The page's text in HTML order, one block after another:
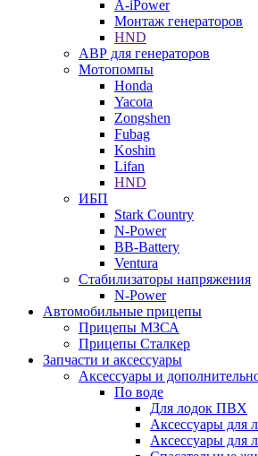
A-iPower
Монтаж генераторов
HND
АВР для генераторов
Мотопомпы
Honda
Yacota
Zongshen
Fubag
Koshin
Lifan
HND
ИБП
Stark Country
N-Power
BB-Battery
Ventura
Стабилизаторы напряжения
N-Power
Автомобильные прицепы
Прицепы МЗСА
Прицепы Сталкер
Запчасти и аксессуары
Аксессуары и
По воде
Для лодок ПВХ
Аксессуары для
Аксессуары для